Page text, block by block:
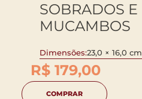
SOBRADOS E
MUCAMBOS
Dimensões:23,0 × 16,0 cm
R$ 179,00
COMPRAR